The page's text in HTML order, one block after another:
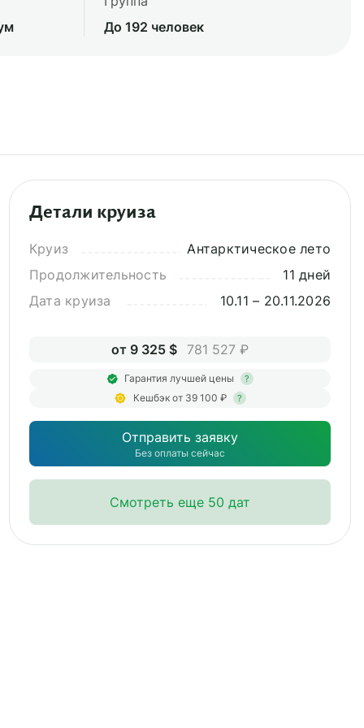
До 192 человек
Детали круиза
Круиз
Антарктическое лето
Продолжительность
11 дней
Дата круиза
10.11 – 20.11.2026
от 9 325 $ 781 527 ₽
Гарантия лучшей цены ?
Кешбэк от 39 100 ₽ ?
Отправить заявку
Без оплаты сейчас
Смотреть еще 50 дат